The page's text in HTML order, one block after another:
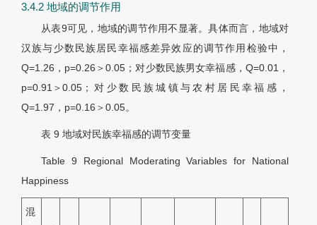
3.4.2 地域的调节作用
从表9可见，地域的调节作用不显著。具体而言，地域对
汉族与少数民族居民幸福感差异效应的调节作用检验中，
Q=1.26，p=0.26＞0.05；对少数民族男女幸福感，Q=0.01，
p=0.91＞0.05；对少数民族城镇与农村居民幸福感，
Q=1.97，p=0.16＞0.05。
表 9 地域对民族幸福感的调节变量
Table 9 Regional Moderating Variables for National
Happiness
混